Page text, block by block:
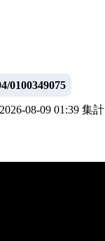
0100349075
2026-08-09 01:39 集計